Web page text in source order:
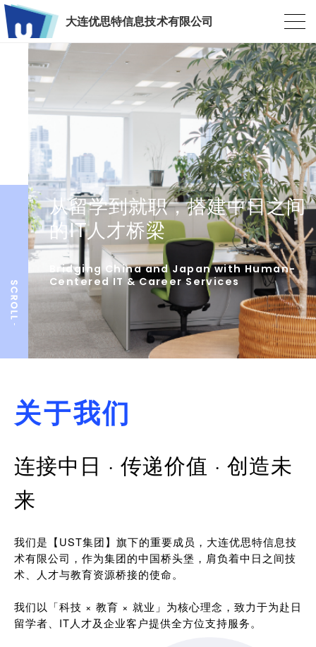
大连优思特信息技术有限公司
从留学到就职，搭建中日之间
的IT人才桥梁
Bridging China and Japan with Human-
Centered IT & Career Services
关于我们
连接中日 · 传递价值 · 创造未
来
我们是【UST集团】旗下的重要成员，大连优思特信息技
术有限公司，作为集团的中国桥头堡，肩负着中日之间技
术、人才与教育资源桥接的使命。
我们以「科技 × 教育 × 就业」为核心理念，致力于为赴日
留学者、IT人才及企业客户提供全方位支持服务。